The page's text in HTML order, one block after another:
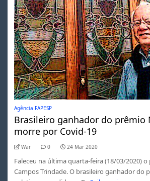
Agência FAPESP
Brasileiro ganhador do prêmio
morre por Covid-19
War 0 24 Mar 2020
Faleceu na última quarta-feira (18/03/2020)
Campos Trindade. O brasileiro ganhador do